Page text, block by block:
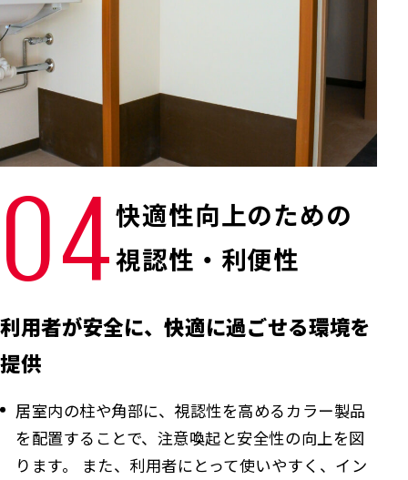
04快適性向上のための
視認性・利便性
利用者が安全に、快適に過ごせる環境を
提供
居室内の柱や角部に、視認性を高めるカラー製品
を配置することで、注意喚起と安全性の向上を図
ります。 また、利用者にとって使いやすく、イン